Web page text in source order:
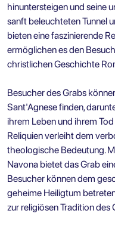
hinuntersteigen und seine
sanft beleuchteten Tunnel
bieten eine faszinierende
ermöglichen es den
christlichen Geschichte
Besucher des Grabs
Sant'Agnese finden,
ihrem Leben und ihrem
Reliquien verleiht dem
theologische Bedeutung.
Navona bietet das Grab
Besucher können dem
geheime Heiligtum
zur religiösen Tradition des